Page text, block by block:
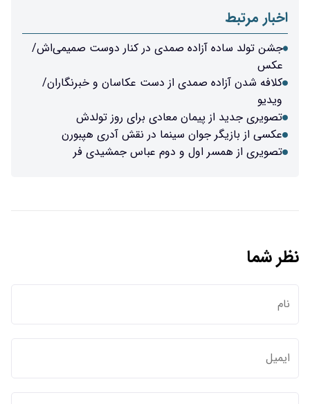
اخبار مرتبط
جشن تولد ساده آزاده صمدی در کنار دوست صمیمی‌اش/
عکس
کلافه شدن آزاده صمدی از دست عکاسان و خبرنگاران/
ویدیو
تصویری جدید از پیمان معادی برای روز تولدش
عکسی از بازیگر جوان سینما در نقش آدری هپبورن
تصویری از همسر اول و دوم عباس جمشیدی فر
نظر شما